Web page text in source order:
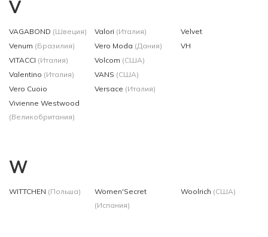
V
VAGABOND (Швеция)
Venum (Бразилия)
VITACCI (Италия)
Valentino (Италия)
Vero Cuoio
Vivienne Westwood
(Великобритания)
Valori (Италия)
Vero Moda (Дания)
Volcom (США)
VANS (США)
Versace (Италия)
Velvet
VH
W
WITTCHEN (Польша)
Women'Secret
(Испания)
Woolrich (США)